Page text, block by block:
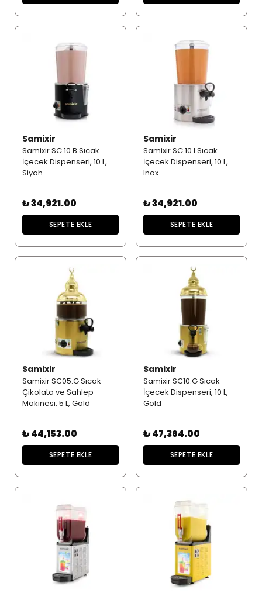
Samixir
Samixir SC.10.B Sıcak
İçecek Dispenseri, 10 L,
Siyah
₺ 34,921.00
SEPETE EKLE
Samixir
Samixir SC.10.I Sıcak
İçecek Dispenseri, 10 L,
Inox
₺ 34,921.00
SEPETE EKLE
Samixir
Samixir SC05.G Sıcak
Çikolata ve Sahlep
Makinesi, 5 L, Gold
₺ 44,153.00
SEPETE EKLE
Samixir
Samixir SC10.G Sıcak
İçecek Dispenseri, 10 L,
Gold
₺ 47,364.00
SEPETE EKLE